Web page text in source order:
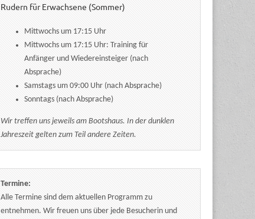
Rudern für Erwachsene (Sommer)
Mittwochs um 17:15 Uhr
Mittwochs um 17:15 Uhr: Training für
Anfänger und Wiedereinsteiger (nach
Absprache)
Samstags um 09:00 Uhr (nach Absprache)
Sonntags (nach Absprache)
Wir treffen uns jeweils am Bootshaus. In der dunklen
Jahreszeit gelten zum Teil andere Zeiten.
Termine:
Alle Termine sind dem aktuellen Programm zu
entnehmen. Wir freuen uns über jede Besucherin und